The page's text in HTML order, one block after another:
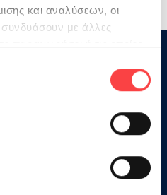
και αναλύσεων, οι
συνδυάσουν με άλλες
παραχωρήσει ή τις οποίες